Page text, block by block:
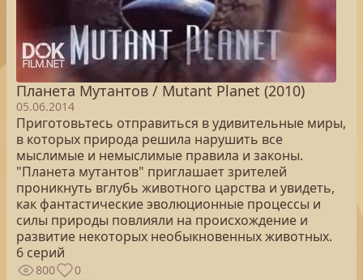
Планета Мутантов / Mutant Planet (2010)
05.06.2014
Приготовьтесь отправиться в удивительные миры,
в которых природа решила нарушить все
мыслимые и немыслимые правила и законы.
"Планета мутантов" приглашает зрителей
проникнуть вглубь животного царства и увидеть,
как фантастические эволюционные процессы и
силы природы повлияли на происхождение и
развитие некоторых необыкновенных животных.
6 серий
800 0